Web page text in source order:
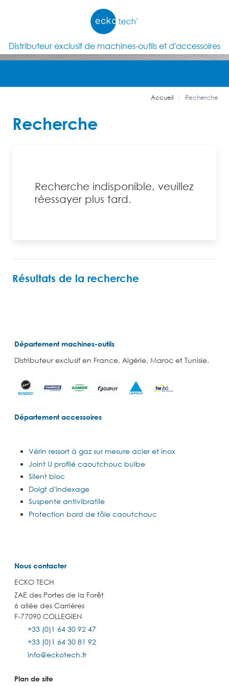
Distributeur exclusif de machines-outils et d'accessoires
Accueil Recherche
Recherche
Recherche indisponible, veuillez
réessayer plus tard.
Résultats de la recherche
Département machines-outils
Distributeur exclusif en France, Algérie, Maroc et Tunisie.
Département accessoires
Vérin ressort à gaz sur mesure acier et inox
Joint U profilé caoutchouc bulbe
Silent bloc
Doigt d'indexage
Suspente antivibratile
Protection bord de tôle caoutchouc
Nous contacter
ECKO TECH
ZAE des Portes de la Forêt
6 allée des Carrières
F-77090 COLLEGIEN
+33 (0)1 64 30 92 47
+33 (0)1 64 30 81 92
info@eckotech.fr
Plan de site